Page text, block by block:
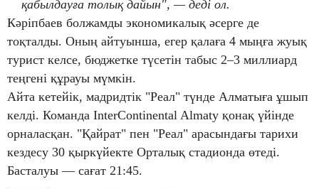
қабылдауға толық дайын", — деді ол.
Кәріпбаев болжамды экономикалық әсерге де
тоқталды. Оның айтуынша, егер қалаға 4 мыңға жуық
турист келсе, бюджетке түсетін табыс 2–3 миллиард
теңгені құрауы мүмкін.
Айта кетейік, мадридтік "Реал" түнде Алматыға ұшып
келді. Команда InterContinental Almaty қонақ үйінде
орналасқан. "Қайрат" пен "Реал" арасындағы тарихи
кездесу 30 қыркүйекте Орталық стадионда өтеді.
Басталуы — сағат 21:45.